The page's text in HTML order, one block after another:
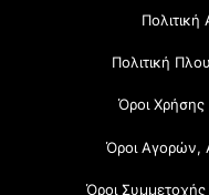
Πολιτική
Όροι Χρήσης
Όροι Αγορών,
Όροι Συμμετοχής